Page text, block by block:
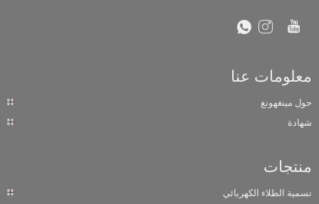
معلومات عنا
حول مينغهونغ
شهادة
منتجات
تسمية الطلاء الكهربائي